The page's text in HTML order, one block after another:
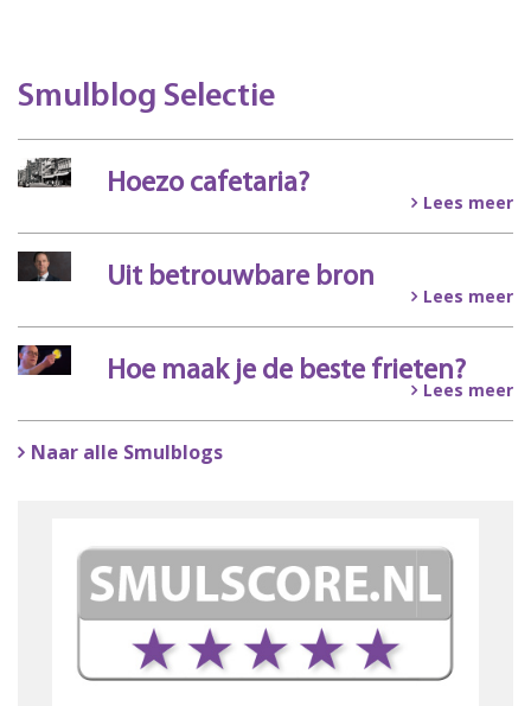
Smulblog Selectie
Hoezo cafetaria?
Lees meer
Uit betrouwbare bron
Lees meer
Hoe maak je de beste frieten?
Lees meer
Naar alle Smulblogs